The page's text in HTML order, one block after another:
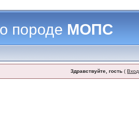
породеМОПС
Здравствуйте, гость (Вход